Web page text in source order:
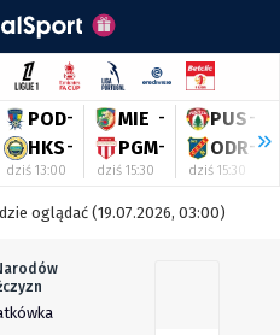
POD-
HKS-
dziś 13:00
MIE -
PGM-
dziś 15:30
PUS-
ODR-
dziś 15:30
oglądać (19.07.2026, 03:00)